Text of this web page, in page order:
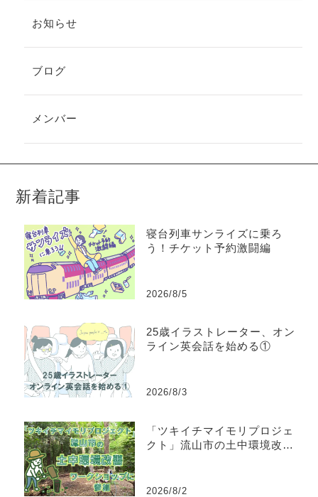
お知らせ
ブログ
メンバー
新着記事
寝台列車サンライズに乗ろ
う！チケット予約激闘編
2026/8/5
25歳イラストレーター、オン
ライン英会話を始める①
2026/8/3
「ツキイチマイモリプロジェ
クト」流山市の土中環境改善
2026/8/2